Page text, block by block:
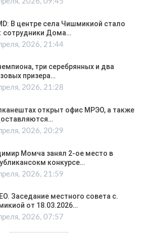
В центре села Чишмикиой стало
сотрудники Дома…
2026, 21:44
три серебрянных и два
призера…
2026, 21:28
открыт офис МРЭО, а также
2026, 20:29
Момча занял 2-ое место в
конкурсе…
2026, 21:59
Заседание местного совета с.
от 18.03.2026…
2026, 07:57